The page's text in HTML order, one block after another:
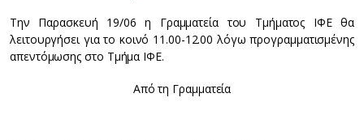
Την Παρασκευή 19/06 η Γραμματεία του Τμήματος ΙΦΕ θα
λειτουργήσει για το κοινό 11.00-12.00 λόγω προγραμματισμένης
απεντόμωσης στο Τμήμα ΙΦΕ.
Από τη Γραμματεία